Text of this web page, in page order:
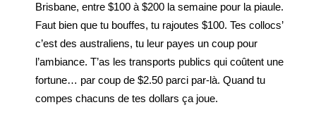
Brisbane, entre $100 à $200 la semaine pour la piaule.
Faut bien que tu bouffes, tu rajoutes $100. Tes collocs’
c’est des australiens, tu leur payes un coup pour
l’ambiance. T’as les transports publics qui coûtent une
fortune… par coup de $2.50 parci par-là. Quand tu
compes chacuns de tes dollars ça joue.